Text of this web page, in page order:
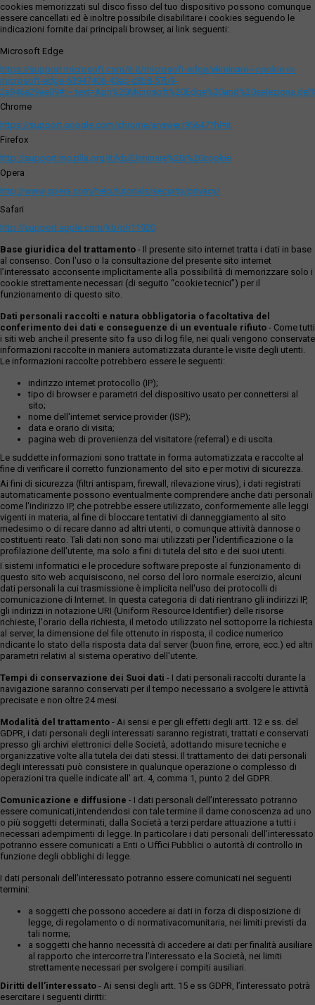
cookies memorizzati sul disco fisso del tuo dispositivo possono comunque
essere cancellati ed è inoltre possibile disabilitare i cookies seguendo le
indicazioni fornite dai principali browser, ai link seguenti:
Microsoft Edge
https://support.microsoft.com/it-it/microsoft-edge/eliminare-i-cookie-in-
microsoft-edge-63947406-40ac-c3b8-57b9-
Chrome
https://support.google.com/chrome/answer/95647?hl=it
Firefox
http://support.mozilla.org/it/kb/Eliminare%20i%20cookie
Opera
http://www.opera.com/help/tutorials/security/privacy/
Safari
http://support.apple.com/kb/ph11920
Base giuridica del trattamento - Il presente sito internet tratta i dati in base
al consenso. Con l'uso o la consultazione del presente sito internet
l’interessato acconsente implicitamente alla possibilità di memorizzare solo i
cookie strettamente necessari (di seguito “cookie tecnici”) per il
funzionamento di questo sito.
Dati personali raccolti e natura obbligatoria o facoltativa del
conferimento dei dati e conseguenze di un eventuale rifiuto - Come tutti
i siti web anche il presente sito fa uso di log file, nei quali vengono conservate
informazioni raccolte in maniera automatizzata durante le visite degli utenti.
Le informazioni raccolte potrebbero essere le seguenti:
indirizzo internet protocollo (IP);
tipo di browser e parametri del dispositivo usato per connettersi al
sito;
nome dell'internet service provider (ISP);
data e orario di visita;
pagina web di provenienza del visitatore (referral) e di uscita.
Le suddette informazioni sono trattate in forma automatizzata e raccolte al
fine di verificare il corretto funzionamento del sito e per motivi di sicurezza.
Ai fini di sicurezza (filtri antispam, firewall, rilevazione virus), i dati registrati
automaticamente possono eventualmente comprendere anche dati personali
come l'indirizzo IP, che potrebbe essere utilizzato, conformemente alle leggi
vigenti in materia, al fine di bloccare tentativi di danneggiamento al sito
medesimo o di recare danno ad altri utenti, o comunque attività dannose o
costituenti reato. Tali dati non sono mai utilizzati per l'identificazione o la
profilazione dell'utente, ma solo a fini di tutela del sito e dei suoi utenti.
I sistemi informatici e le procedure software preposte al funzionamento di
questo sito web acquisiscono, nel corso del loro normale esercizio, alcuni
dati personali la cui trasmissione è implicita nell'uso dei protocolli di
comunicazione di Internet. In questa categoria di dati rientrano gli indirizzi IP,
gli indirizzi in notazione URI (Uniform Resource Identifier) delle risorse
richieste, l'orario della richiesta, il metodo utilizzato nel sottoporre la richiesta
al server, la dimensione del file ottenuto in risposta, il codice numerico
ndicante lo stato della risposta data dal server (buon fine, errore, ecc.) ed altri
parametri relativi al sistema operativo dell'utente.
Tempi di conservazione dei Suoi dati - I dati personali raccolti durante la
navigazione saranno conservati per il tempo necessario a svolgere le attività
precisate e non oltre 24 mesi.
Modalità del trattamento - Ai sensi e per gli effetti degli artt. 12 e ss. del
GDPR, i dati personali degli interessati saranno registrati, trattati e conservati
presso gli archivi elettronici delle Società, adottando misure tecniche e
organizzative volte alla tutela dei dati stessi. Il trattamento dei dati personali
degli interessati può consistere in qualunque operazione o complesso di
operazioni tra quelle indicate all' art. 4, comma 1, punto 2 del GDPR.
Comunicazione e diffusione - I dati personali dell’interessato potranno
essere comunicati,intendendosi con tale termine il darne conoscenza ad uno
o più soggetti determinati, dalla Società a terzi perdare attuazione a tutti i
necessari adempimenti di legge. In particolare i dati personali dell’interessato
potranno essere comunicati a Enti o Uffici Pubblici o autorità di controllo in
funzione degli obblighi di legge.
I dati personali dell’interessato potranno essere comunicati nei seguenti
termini:
a soggetti che possono accedere ai dati in forza di disposizione di
legge, di regolamento o di normativacomunitaria, nei limiti previsti da
tali norme;
a soggetti che hanno necessità di accedere ai dati per finalità ausiliare
al rapporto che intercorre tra l’interessato e la Società, nei limiti
strettamente necessari per svolgere i compiti ausiliari.
Diritti dell’interessato - Ai sensi degli artt. 15 e ss GDPR, l’interessato potrà
esercitare i seguenti diritti: